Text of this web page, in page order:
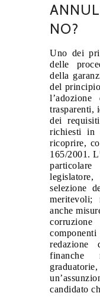
NO?
Uno dei
delle
della
del
trasparenti,
dei
richiesti in
ricoprire,
165/2001.
selezione
meritevoli;
anche
finanche
candidato